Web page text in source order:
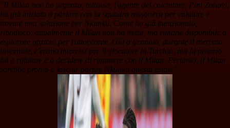
"Il Milan non ha urgenza, tuttavia, l'agente del calciatore, Pini Zahavi,
ha già iniziato a parlare con la squadra rossonera per valutare e
trovare una soluzione per Nkunku. Come ho già menzionato,
ribadisco: attualmente il Milan non ha fretta, ma rimane disponibile a
esplorare opzioni per l'attaccante. Già a gennaio, durante il mercato
invernale, c'erano interessi per il giocatore in Turchia, ma fu proprio
lui a rifiutare e a decidere di rimanere con il Milan. Pertanto, il Milan
sarebbe pronto a lasciar partire Nkunku questa estate".